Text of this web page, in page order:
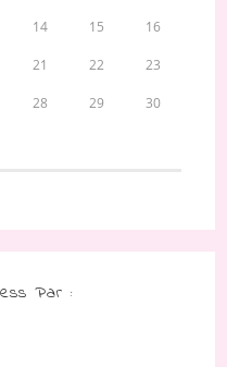
14 15 16
21 22 23
28 29 30
Par :